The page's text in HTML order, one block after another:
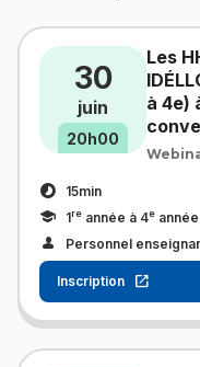
30
juin
20h00
Les
à 4e)
15min
1re année à 4e année
Personnel
Inscription